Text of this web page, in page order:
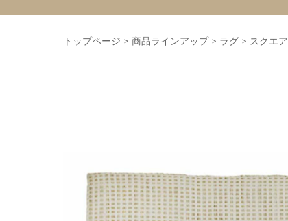
トップページ > 商品ラインアップ > ラグ > スクエア